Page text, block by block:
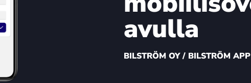
avulla
BILSTRÖM OY / BILSTRÖM APP